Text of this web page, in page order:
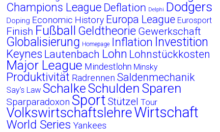
Champions League Deflation Delphi Dodgers
Doping Economic History Europa League Eurosport
Finish Fußball Geldtheorie Gewerkschaft
Globalisierung Homepage Inflation Investition
Keynes Lautenbach Lohn Lohnstückkosten
Major League Mindestlohn Minsky
Produktivität Radrennen Saldenmechanik
Say's Law Schalke Schulden Sparen
Sparparadoxon Sport Stützel Tour
VolkswirtschaftslehreWirtschaft
World Series Yankees